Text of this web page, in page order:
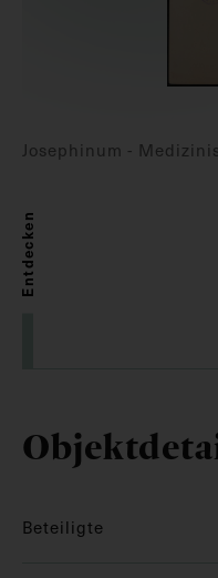
Josephinum -
Entdecken
Beteiligte